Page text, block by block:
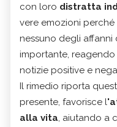
con loro distratta
vere emozioni
nessuno degli
importante,
notizie positive e
Il rimedio riporta
presente, favorisce l
alla vita, aiutando a